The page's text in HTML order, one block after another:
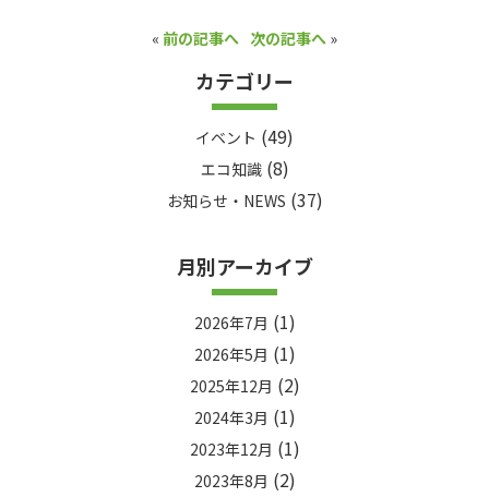
« 前の記事へ 次の記事へ »
カテゴリー
イベント (49)
エコ知識(8)
お知らせ・NEWS (37)
月別アーカイブ
2026年7月 (1)
2026年5月 (1)
2025年12月 (2)
2024年3月 (1)
2023年12月 (1)
2023年8月 (2)